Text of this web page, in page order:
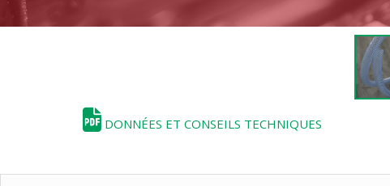
DONNÉES ET CONSEILS TECHNIQUES